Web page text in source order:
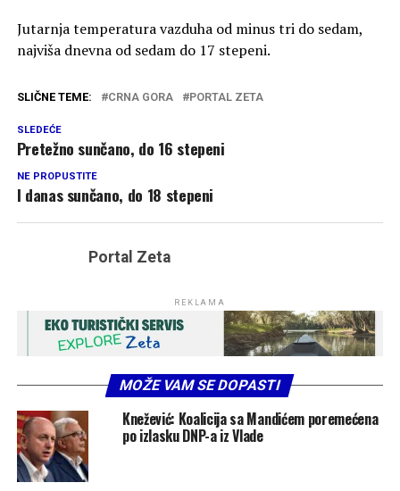
Jutarnja temperatura vazduha od minus tri do sedam,
najviša dnevna od sedam do 17 stepeni.
SLIČNE TEME: CRNA GORA PORTAL ZETA
SLEDEĆE
Pretežno sunčano, do 16 stepeni
NE PROPUSTITE
I danas sunčano, do 18 stepeni
Portal Zeta
REKLAMA
MOŽE VAM SE DOPASTI
Knežević: Koalicija sa Mandićem poremećena
po izlasku DNP-a iz Vlade